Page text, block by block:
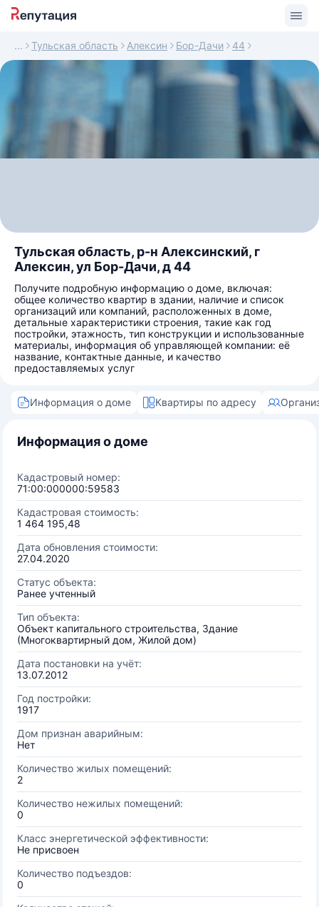
Тульская область Алексин Бор-Дачи 44
Тульская область, р-н Алексинский, г
Алексин, ул Бор-Дачи, д 44
Получите подробную информацию о доме, включая:
общее количество квартир в здании, наличие и список
организаций или компаний, расположенных в доме,
детальные характеристики строения, такие как год
постройки, этажность, тип конструкции и использованные
материалы, информация об управляющей компании: её
название, контактные данные, и качество
предоставляемых услуг
Информация о доме Квартиры по адресу
Информация о доме
Кадастровый номер:
71:00:000000:59583
Кадастровая стоимость:
1 464 195,48
Дата обновления стоимости:
27.04.2020
Статус объекта:
Ранее учтенный
Тип объекта:
Объект капитального строительства, Здание
(Многоквартирный дом, Жилой дом)
Дата постановки на учёт:
13.07.2012
Год постройки:
1917
Дом признан аварийным:
Нет
Количество жилых помещений:
2
Количество нежилых помещений:
0
Класс энергетической эффективности:
Не присвоен
Количество подъездов:
0